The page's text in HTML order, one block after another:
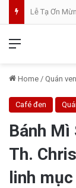
Home / Quán
Café đen
Bánh Mì
Th.
linh mục